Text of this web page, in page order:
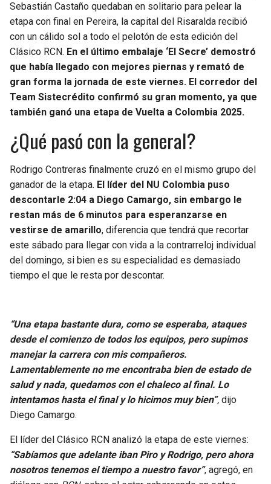
Sebastián Castaño quedaban en solitario para pelear la
etapa con final en Pereira, la capital del Risaralda recibió
con un cálido sol a todo el pelotón de esta edición del
Clásico RCN. En el último embalaje ‘El Secre’ demostró
que había llegado con mejores piernas y remató de
gran forma la jornada de este viernes. El corredor del
Team Sistecrédito confirmó su gran momento, ya que
también ganó una etapa de Vuelta a Colombia 2025.
¿Qué pasó con la general?
Rodrigo Contreras finalmente cruzó en el mismo grupo del
ganador de la etapa. El líder del NU Colombia puso
descontarle 2:04 a Diego Camargo, sin embargo le
restan más de 6 minutos para esperanzarse en
vestirse de amarillo, diferencia que tendrá que recortar
este sábado para llegar con vida a la contrarreloj individual
del domingo, si bien es su especialidad es demasiado
tiempo el que le resta por descontar.
“Una etapa bastante dura, como se esperaba, ataques
desde el comienzo de todos los equipos, pero supimos
manejar la carrera con mis compañeros.
Lamentablemente no me encontraba bien de estado de
salud y nada, quedamos con el chaleco al final. Lo
intentamos hasta el final y lo hicimos muy bien”, dijo
Diego Camargo.
El líder del Clásico RCN analizó la etapa de este viernes:
“Sabíamos que adelante iban Piro y Rodrigo, pero ahora
nosotros tenemos el tiempo a nuestro favor”, agregó, en